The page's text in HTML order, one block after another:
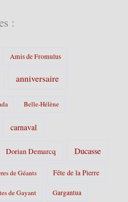
:
Amis de Fromulus
anniversaire
Belle-Hélène
carnaval
Dorian Demarcq Ducasse
de Géants Fête de la Pierre
de Gayant Gargantua